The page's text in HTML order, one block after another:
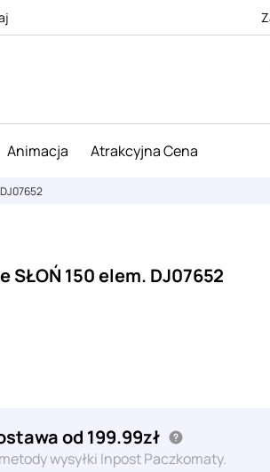
Animacja Atrakcyjna Cena
150 elem. DJ07652
od 199.99zł
wysyłki Inpost Paczkomaty.